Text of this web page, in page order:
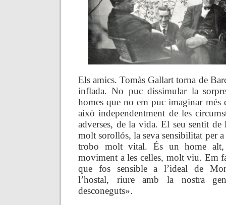
Els amics. Tomàs Gallart torna de
inflada. No puc dissimular la
homes que no em puc imaginar més
això independentment de les
adverses, de la vida. El seu sentit
molt sorollós, la seva sensibilitat per
trobo molt vital. És un home alt,
moviment a les celles, molt viu. Em
que fos sensible a l’ideal de
l’hostal, riure amb la nostra
desconeguts».